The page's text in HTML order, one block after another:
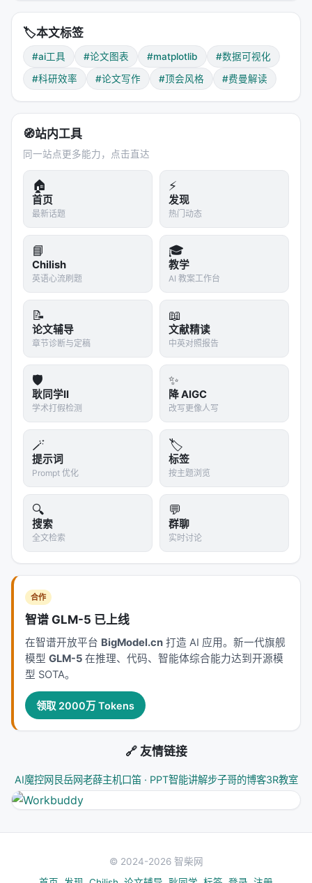
六、费曼视角：这个项目的本质是什么？
Q1：这和直接用 matplotlib 模板有什么区别？
只解决最基础的问题——字体大小、线宽、颜色循
环。但论文图表的审美远不止这些：
配对柱 + 增益箭头（MemEvolve 风格）：不是标
准模板能解决的
L 形 spine + 轴端箭头 + 右侧
inset（SiameseNorm 风格）：需要手动调多个参
数
折断 X 轴 + 多 marker 类型（Meta-Harness 风
格）：matplotlib 的 broken axis 本来就是高级用
法
paper-plot-skills 的 value proposition 是：
matplotlib 技巧"封装成"一句话调用的 Skill"
是预设参数，而是预设了"审美判断"。
Q2：AI 在这里扮演什么角色？
在 plot-from-data 模式里，AI 的角色是参数注入 +
模板渲染
你指定风格名，AI 读取对应的 .md
你提供数据，AI 填入模板脚本
生成的是
标准 matplotlib 代码
在 plot-from-image 模式里，AI 的角色是
+ 参数推断：
识别图中的视觉元素（几根柱子、什么颜色、什么
字体）
推断对应的 matplotlib 参数
生成可复现的脚本
两种模式下，AI 都是助手，不是替代。你仍然需要理
解数据、选择风格、判断输出是否合适。
Q3：这个项目的天花板在哪？
的 specialized 图表（如流形可视化、网络图、热力
图）没有被覆盖。 2.领域局限: 目前风格主要来自
ML/AI 论文。生物医学、物理、化学等领域的图表惯
例不同（比如生物论文常用 error bar 风格，物理论文
本）。paper-plot-skills 目前只支持静态 matplotlib
🏷️本文标签
#ai工具 #论文图表 #matplotlib
#数据可视化
#科研效率
#论文写作 #顶会风格 #费曼解读
🧭站内工具
同一站点更多能力，点击直达
🏠
首页
最新话题
⚡
发现
热门动态
📘
Chilish
英语心流刷题
🎓
教学
AI 教案工作台
📝
论文辅导
章节诊断与定稿
📖
文献精读
中英对照报告
🛡️
耿同学II
学术打假检测
✨
降 AIGC
改写更像人写
🪄
提示词
Prompt 优化
🏷️
标签
按主题浏览
🔍
搜索
全文检索
💬
群聊
实时讨论
合作
智谱 GLM-5 已上线
在智谱开放平台 BigModel.cn 打造 AI 应用。新一代旗舰
模型 GLM-5 在推理、代码、智能体综合能力达到开源模
型 SOTA。
领取 2000万 Tokens
🔗 友情链接
AI魔控网 艮岳网老薛主机口笛 · PPT智能讲解步子哥的博客3R教室
© 2024-2026 智柴网